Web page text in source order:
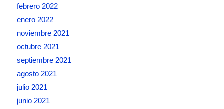
febrero 2022
enero 2022
noviembre 2021
octubre 2021
septiembre 2021
agosto 2021
julio 2021
junio 2021